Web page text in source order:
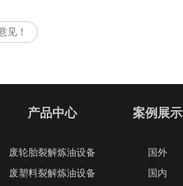
见！
产品中心
废轮胎裂解炼油设备
废塑料裂解炼油设备
案例展示
国外
国内